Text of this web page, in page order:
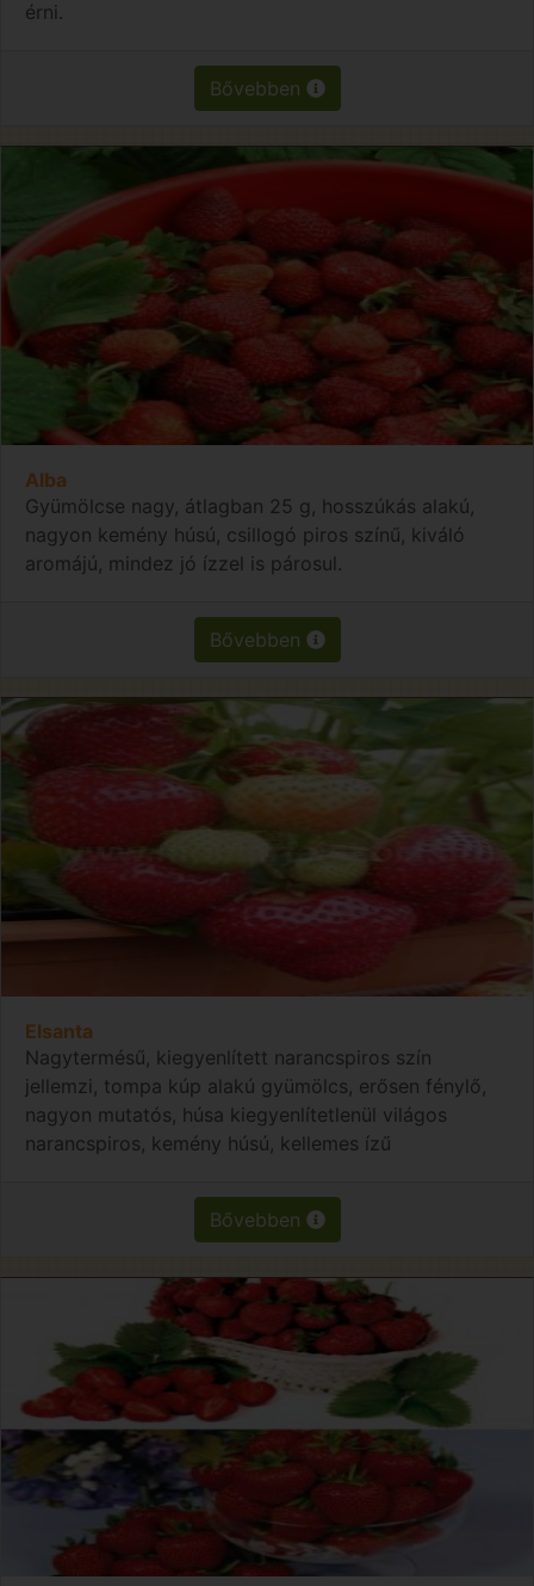
érni.
Bővebben
Alba
Gyümölcse nagy, átlagban 25 g, hosszúkás alakú,
nagyon kemény húsú, csillogó piros színű, kiváló
aromájú, mindez jó ízzel is párosul.
Bővebben
Elsanta
Nagytermésű, kiegyenlített narancspiros szín
jellemzi, tompa kúp alakú gyümölcs, erősen fénylő,
nagyon mutatós, húsa kiegyenlítetlenül világos
narancspiros, kemény húsú, kellemes ízű
Bővebben